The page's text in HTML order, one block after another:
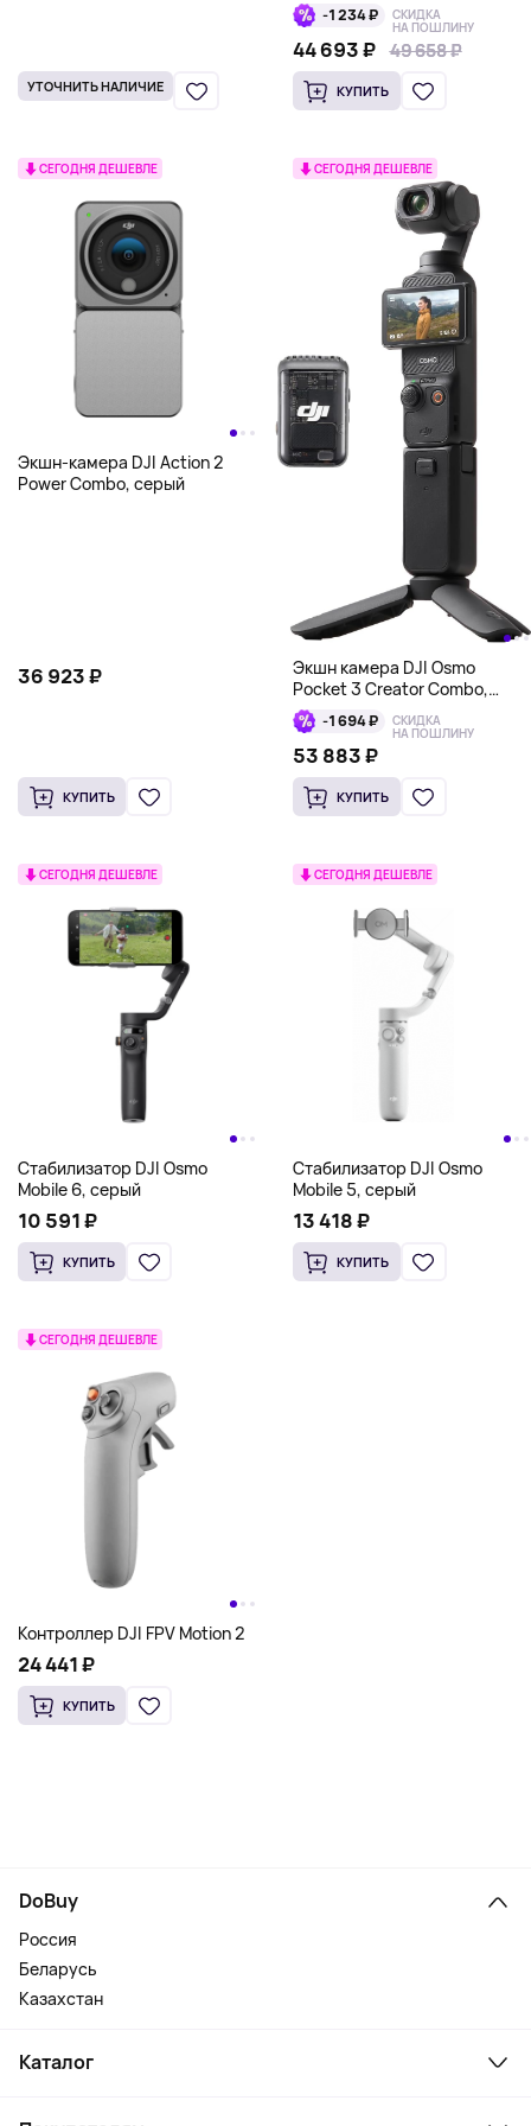
УТОЧНИТЬ НАЛИЧИЕ
черный-1 234 ₽ СКИДКА
НА ПОШЛИНУ
49 658 ₽
44 693 ₽ 49 658 ₽
КУПИТЬ
СЕГОДНЯ ДЕШЕВЛЕ
Экшн-камера DJI Action 2
Power Combo, серый
36 923 ₽
КУПИТЬ
СЕГОДНЯ ДЕШЕВЛЕ
Экшн камера DJI Osmo
Pocket 3 Creator Combo,
черный-1 694 ₽ СКИДКА
НА ПОШЛИНУ
53 883 ₽
КУПИТЬ
СЕГОДНЯ ДЕШЕВЛЕ
Стабилизатор DJI Osmo
Mobile 6, серый
10 591 ₽
КУПИТЬ
СЕГОДНЯ ДЕШЕВЛЕ
Стабилизатор DJI Osmo
Mobile 5, серый
13 418 ₽
КУПИТЬ
СЕГОДНЯ ДЕШЕВЛЕ
Контроллер DJI FPV Motion 2
24 441 ₽
КУПИТЬ
DoBuy
Россия
Беларусь
Казахстан
Каталог